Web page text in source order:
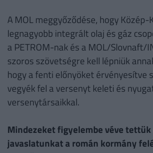
A MOL meggyőződése, hogy Közép-
legnagyobb integrált olaj és gáz
a PETROM-nak és a MOL/Slovnaft/
szoros szövetségre kell lépniük
hogy a fenti előnyöket érvényesítve
vegyék fel a versenyt keleti és
versenytársaikkal.
Mindezeket figyelembe véve tettük
javaslatunkat a román kormány